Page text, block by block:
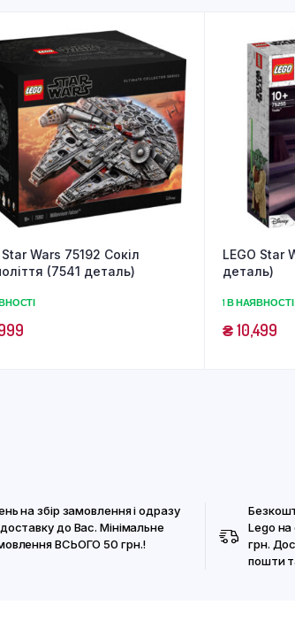
Star Wars 75192 Сокіл
(7541 деталь)
LEGO Star
деталь)
1 В НАЯВНОСТІ
₴10,499
на збір замовлення і одразу
до Вас. Мінімальне
ВСЬОГО 50 грн.!
Lego на
грн.
пошти